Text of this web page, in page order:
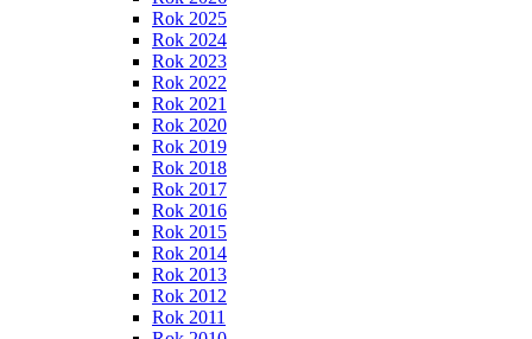
Rok 2025
Rok 2024
Rok 2023
Rok 2022
Rok 2021
Rok 2020
Rok 2019
Rok 2018
Rok 2017
Rok 2016
Rok 2015
Rok 2014
Rok 2013
Rok 2012
Rok 2011